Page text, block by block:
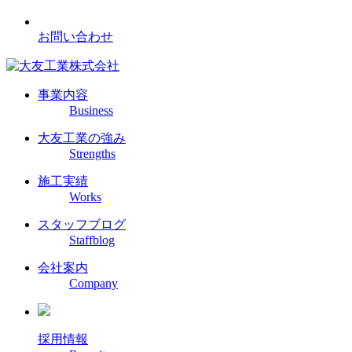
お問い合わせ
事業内容
Business
大友工業の強み
Strengths
施工実績
Works
スタッフブログ
Staffblog
会社案内
Company
採用情報